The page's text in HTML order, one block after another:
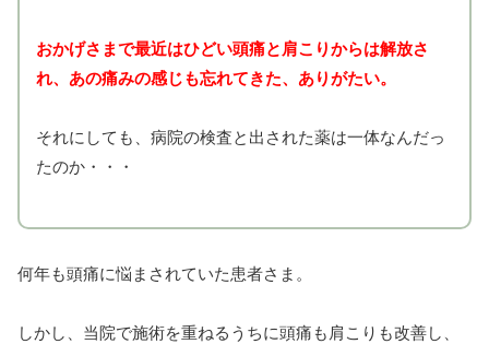
おかげさまで最近はひどい頭痛と肩こりからは解放さ
れ、あの痛みの感じも忘れてきた、ありがたい。
それにしても、病院の検査と出された薬は一体なんだっ
たのか・・・
何年も頭痛に悩まされていた患者さま。
しかし、当院で施術を重ねるうちに頭痛も肩こりも改善し、